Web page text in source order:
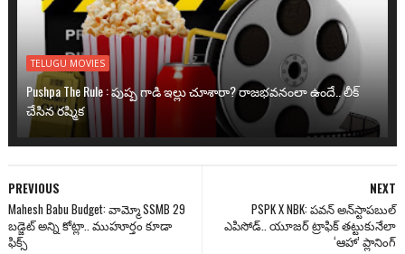
TELUGU MOVIES
Pushpa The Rule : పుష్ప గాడి ఇల్లు చూశారా? రాజభవనంలా ఉందే.. లీక్
చేసిన రష్మిక
NEXT
PSPK X NBK: పవన్ అన్‌స్టాపబుల్
ఎపిసోడ్.. యూజర్ ట్రాఫిక్ తట్టుకునేలా
‘ఆహా’ ప్లానింగ్
PREVIOUS
Mahesh Babu Budget: వామ్మో SSMB 29
బడ్జెట్ అన్ని కోట్లా.. ముహూర్తం కూడా
ఫిక్స్